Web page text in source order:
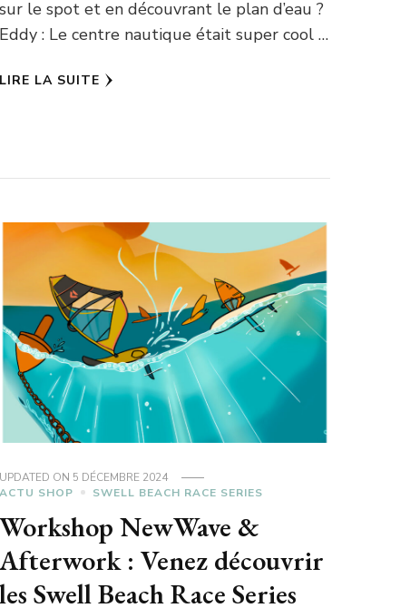
sur le spot et en découvrant le plan d’eau ?
Eddy : Le centre nautique était super cool …
LIRE LA SUITE
UPDATED ON 5 DÉCEMBRE 2024
ACTU SHOP
SWELL BEACH RACE SERIES
Workshop NewWave &
Afterwork : Venez découvrir
les Swell Beach Race Series